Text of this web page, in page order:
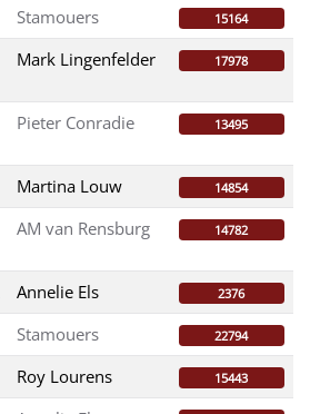
Stamouers 15164
Mark Lingenfelder 17978
Pieter Conradie 13495
Martina Louw 14854
AM van Rensburg 14782
Annelie Els 2376
Stamouers 22794
Roy Lourens 15443